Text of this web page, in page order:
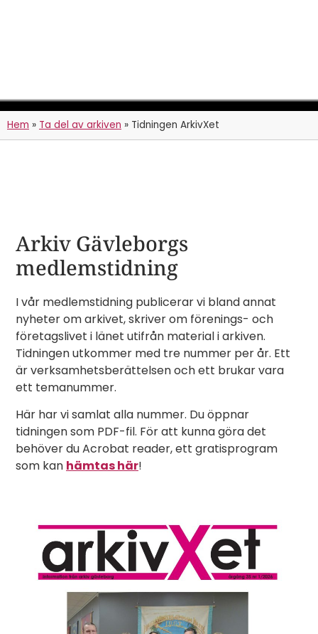
Hem » Ta del av arkiven » Tidningen ArkivXet
Arkiv Gävleborgs
medlemstidning
I vår medlemstidning publicerar vi bland annat
nyheter om arkivet, skriver om förenings- och
företagslivet i länet utifrån material i arkiven.
Tidningen utkommer med tre nummer per år. Ett
är verksamhetsberättelsen och ett brukar vara
ett temanummer.
Här har vi samlat alla nummer. Du öppnar
tidningen som PDF-fil. För att kunna göra det
behöver du Acrobat reader, ett gratisprogram
som kan hämtas här!